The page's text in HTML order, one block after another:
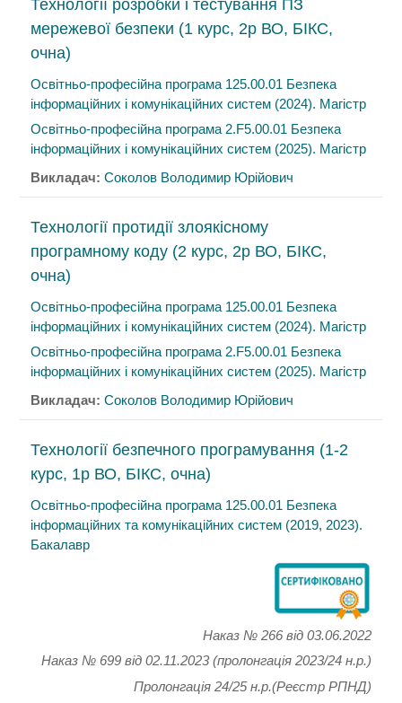
Технології розробки і тестування ПЗ
мережевої безпеки (1 курс, 2р ВО, БІКС,
очна)
Освітньо-професійна програма 125.00.01 Безпека
інформаційних і комунікаційних систем (2024). Магістр
Освітньо-професійна програма 2.F5.00.01 Безпека
інформаційних і комунікаційних систем (2025). Магістр
Викладач:Соколов Володимир Юрійович
Технології протидії злоякісному
програмному коду (2 курс, 2р ВО, БІКС,
очна)
Освітньо-професійна програма 125.00.01 Безпека
інформаційних і комунікаційних систем (2024). Магістр
Освітньо-професійна програма 2.F5.00.01 Безпека
інформаційних і комунікаційних систем (2025). Магістр
Викладач:Соколов Володимир Юрійович
Технології безпечного програмування (1-2
курс, 1р ВО, БІКС, очна)
Освітньо-професійна програма 125.00.01 Безпека
інформаційних та комунікаційних систем (2019, 2023).
Бакалавр
Наказ № 266 від 03.06.2022
Наказ № 699 від 02.11.2023 (пролонгація 2023/24 н.р.)
Пролонгація 24/25 н.р.(Реєстр РПНД)